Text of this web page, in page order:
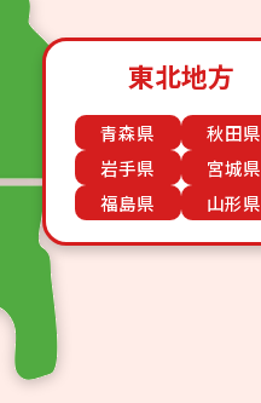
東北地方
青森県
秋田県
岩手県
宮城県
福島県
山形県